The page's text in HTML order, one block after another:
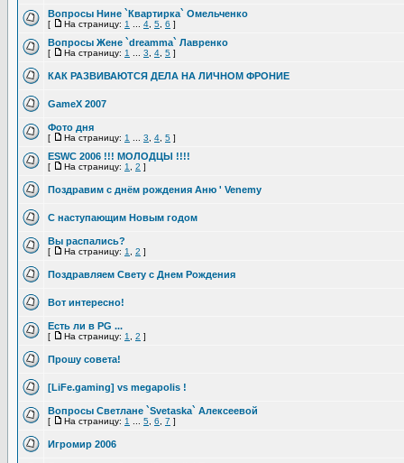
Вопросы Нине `Квартирка` Омельченко
[ На страницу: 1 4 5 6 ]
Вопросы Жене `dreamma` Лавренко
[ На страницу: 1 3 4 5 ]
КАК РАЗВИВАЮТСЯ ДЕЛА НА ЛИЧНОМ ФРОНИЕ
GameX 2007
Фото дня
[ На страницу: 1 3 4 5 ]
ESWC 2006 !!! МОЛОДЦЫ !!!!
[ На страницу: 1 2 ]
Поздравим с днём рождения Аню ' Venemy
С наступающим Новым годом
Вы распались?
[ На страницу: 1 2 ]
Поздравляем Свету с Днем Рождения
Вот интересно!
Есть ли в PG ...
[ На страницу: 1 2 ]
Прошу совета!
[LiFe.gaming] vs megapolis !
Вопросы Светлане `Svetaska` Алексеевой
[ На страницу: 1 5 6 7 ]
Игромир 2006